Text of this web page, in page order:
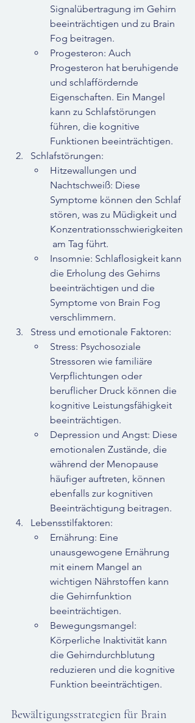
Signalübertragung im Gehirn
beeinträchtigen und zu Brain
Fog beitragen.
Progesteron: Auch
Progesteron hat beruhigende
und schlaffördernde
Eigenschaften. Ein Mangel
kann zu Schlafstörungen
führen, die kognitive
Funktionen beeinträchtigen.
Schlafstörungen:
Hitzewallungen und
Nachtschweiß: Diese
Symptome können den Schlaf
stören, was zu Müdigkeit und
Konzentrationsschwierigkeiten
am Tag führt.
Insomnie: Schlaflosigkeit kann
die Erholung des Gehirns
beeinträchtigen und die
Symptome von Brain Fog
verschlimmern.
Stress und emotionale Faktoren:
Stress: Psychosoziale
Stressoren wie familiäre
Verpflichtungen oder
beruflicher Druck können die
kognitive Leistungsfähigkeit
beeinträchtigen.
Depression und Angst: Diese
emotionalen Zustände, die
während der Menopause
häufiger auftreten, können
ebenfalls zur kognitiven
Beeinträchtigung beitragen.
Lebensstilfaktoren:
Ernährung: Eine
unausgewogene Ernährung
mit einem Mangel an
wichtigen Nährstoffen kann
die Gehirnfunktion
beeinträchtigen.
Bewegungsmangel:
Körperliche Inaktivität kann
die Gehirndurchblutung
reduzieren und die kognitive
Funktion beeinträchtigen.
Bewältigungsstrategien für Brain